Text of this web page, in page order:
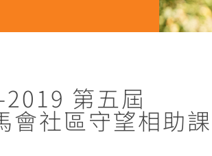
第五屆
會社區守望相助